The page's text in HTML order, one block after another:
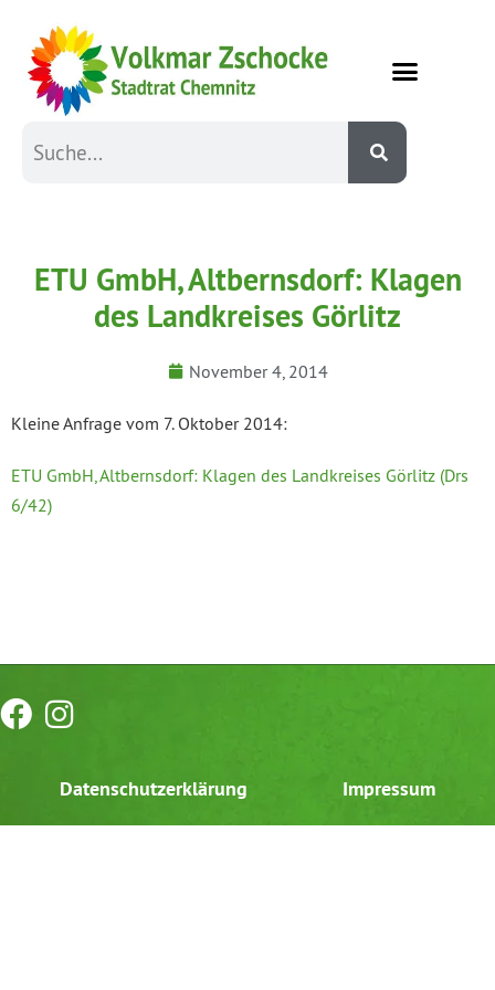
ETU GmbH, Altbernsdorf: Klagen
des Landkreises Görlitz
November 4, 2014
Kleine Anfrage vom 7. Oktober 2014:
ETU GmbH, Altbernsdorf: Klagen des Landkreises Görlitz (Drs
6/42)
Datenschutzerklärung Impressum